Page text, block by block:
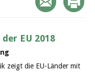
EU 2018
zeigt die EU-Länder mit